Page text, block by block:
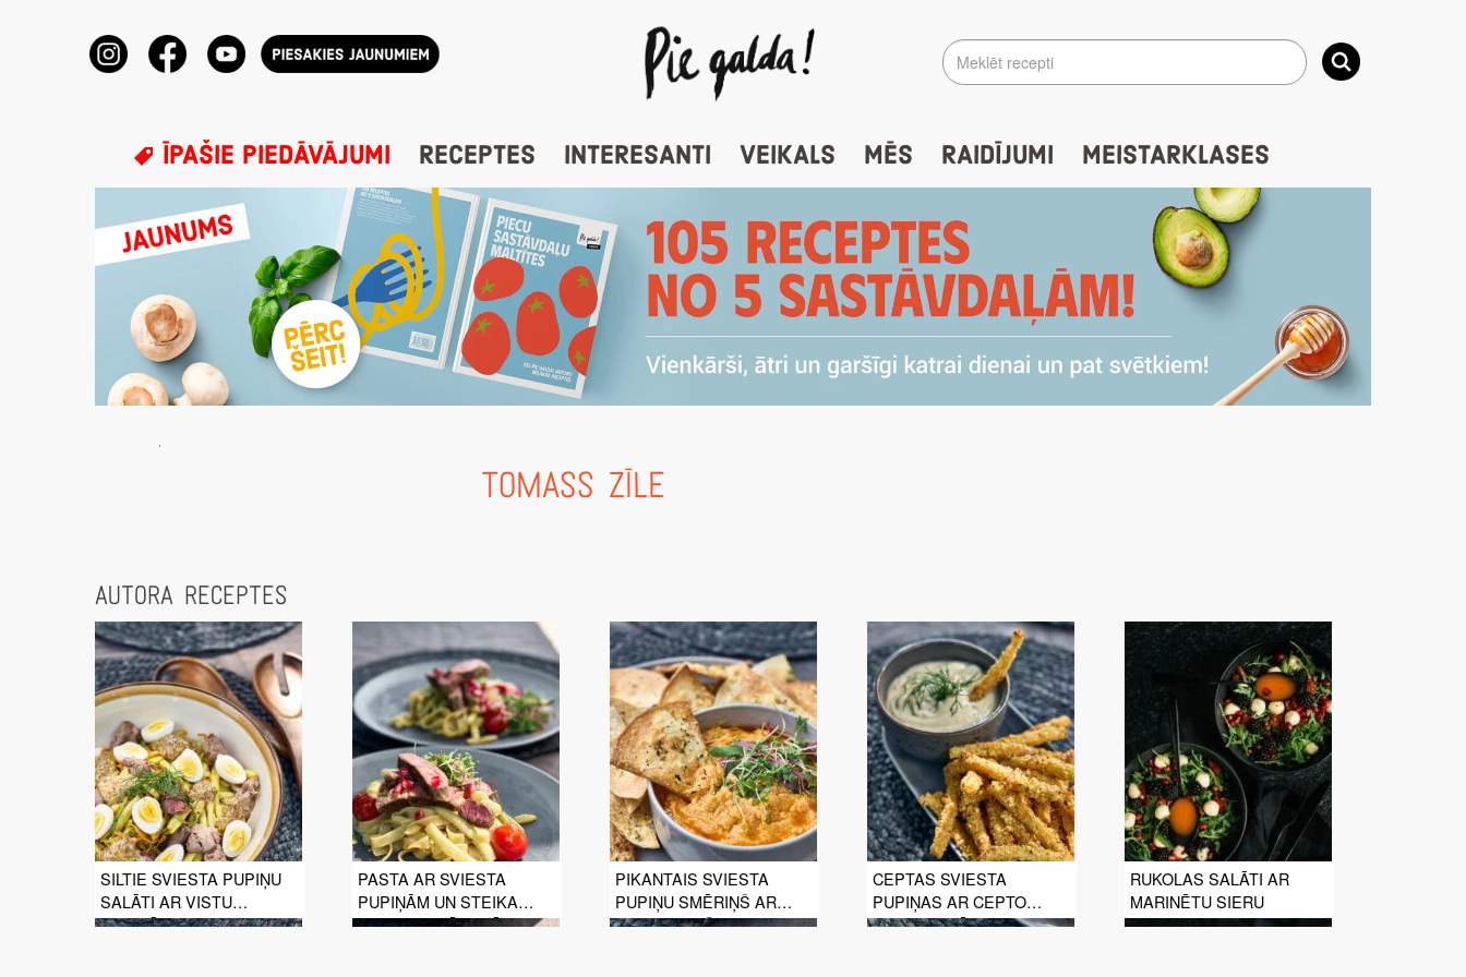
ĪPAŠIE PIEDĀVĀJUMI RECEPTES INTERESANTI VEIKALS MĒS RAIDĪJUMI MEISTARKLASES
TOMASS ZĪLE
AUTORA RECEPTES
SILTIE SVIESTA PUPIŅU
SALĀTI AR VISTU
AKNIŅĀM UN PAIPALU
PASTA AR SVIESTA
PUPIŅĀM UN STEIKA
GAĻAS STRĒMELĒM
PIKANTAIS SVIESTA
PUPIŅU SMĒRIŅŠ AR
TORTILJAS ČISPIEM
CEPTAS SVIESTA
PUPIŅAS AR CEPTO
ĶIPLOKU MĒRCI
RUKOLAS SALĀTI AR
MARINĒTU SIERU